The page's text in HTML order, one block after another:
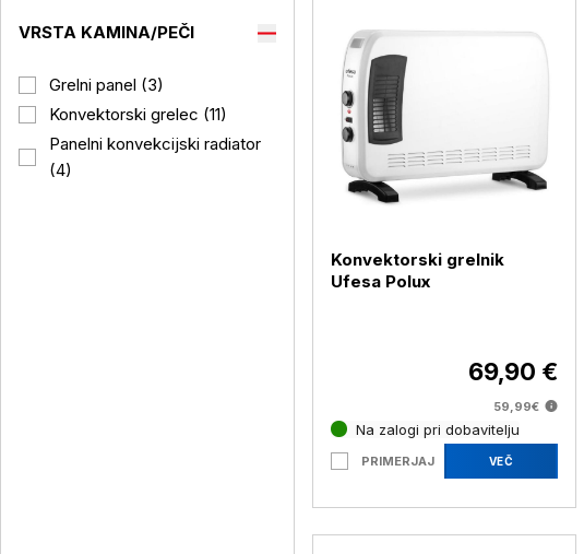
VRSTA KAMINA/PEČI
Grelni panel (3)
Konvektorski grelec (11)
Panelni konvekcijski radiator
(4)
Konvektorski grelnik
Ufesa Polux
69,90 €
59,99€
Na zalogi pri dobavitelju
PRIMERJAJ VEČ